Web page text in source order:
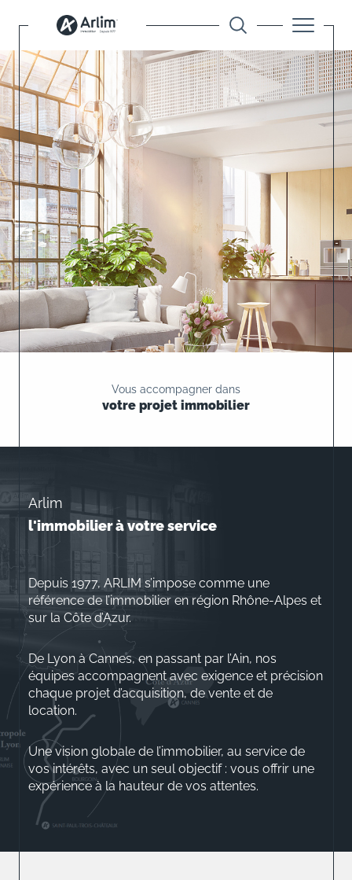
Vous accompagner dans
votre projet immobilier
Arlim
l'immobilier à votre service
Depuis 1977, ARLIM s’impose comme une
référence de l’immobilier en région Rhône-Alpes et
sur la Côte d’Azur.
De Lyon à Cannes, en passant par l’Ain, nos
équipes accompagnent avec exigence et précision
chaque projet d’acquisition, de vente et de
location.
Une vision globale de l’immobilier, au service de
vos intérêts, avec un seul objectif : vous offrir une
expérience à la hauteur de vos attentes.